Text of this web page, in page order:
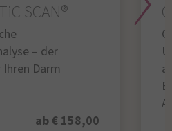
SCAN®
– der
Darm
ab € 158,00